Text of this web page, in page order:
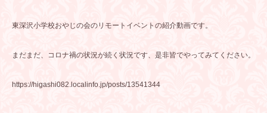
東深沢小学校おやじの会のリモートイベントの紹介動画です。
まだまだ、コロナ禍の状況が続く状況です、是非皆でやってみてください。
https://higashi082.localinfo.jp/posts/13541344